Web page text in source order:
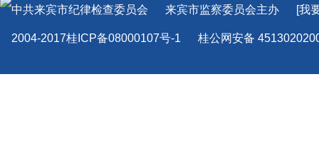
中共来宾市纪律检查委员会 来宾市监察委员会主办 [我
2004-2017桂ICP备08000107号-1 桂公网安备